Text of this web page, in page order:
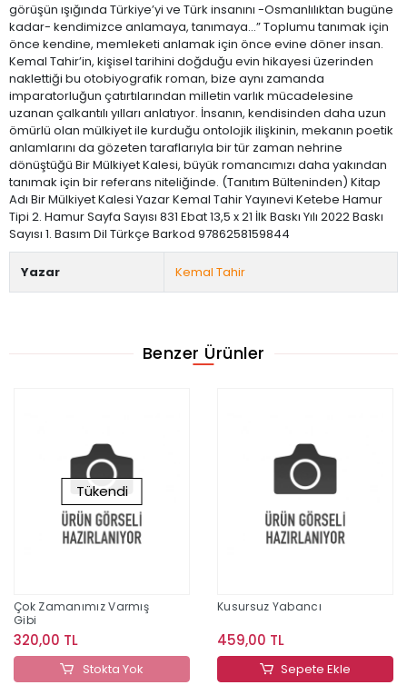
görüşün ışığında Türkiye’yi ve Türk insanını -Osmanlılıktan bugüne
kadar- kendimizce anlamaya, tanımaya...” Toplumu tanımak için
önce kendine, memleketi anlamak için önce evine döner insan.
Kemal Tahir’in, kişisel tarihini doğduğu evin hikayesi üzerinden
naklettiği bu otobiyografik roman, bize aynı zamanda
imparatorluğun çatırtılarından milletin varlık mücadelesine
uzanan çalkantılı yılları anlatıyor. İnsanın, kendisinden daha uzun
ömürlü olan mülkiyet ile kurduğu ontolojik ilişkinin, mekanın poetik
anlamlarını da gözeten taraflarıyla bir tür zaman nehrine
dönüştüğü Bir Mülkiyet Kalesi, büyük romancımızı daha yakından
tanımak için bir referans niteliğinde. (Tanıtım Bülteninden) Kitap
Adı Bir Mülkiyet Kalesi Yazar Kemal Tahir Yayınevi Ketebe Hamur
Tipi 2. Hamur Sayfa Sayısı 831 Ebat 13,5 x 21 İlk Baskı Yılı 2022 Baskı
Sayısı 1. Basım Dil Türkçe Barkod 9786258159844
Yazar Kemal Tahir
Benzer Ürünler
Tükendi
Çok Zamanımız Varmış
Gibi
320,00 TL
Stokta Yok
Kusursuz Yabancı
459,00 TL
Sepete Ekle